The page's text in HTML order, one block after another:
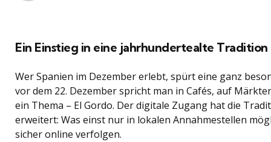
Ein Einstieg in eine jahrhundertealte Tradition
Wer Spanien im Dezember erlebt, spürt eine ganz
vor dem 22. Dezember spricht man in Cafés, auf
ein Thema – El Gordo. Der digitale Zugang hat die
erweitert: Was einst nur in lokalen Annahmestellen
sicher online verfolgen.